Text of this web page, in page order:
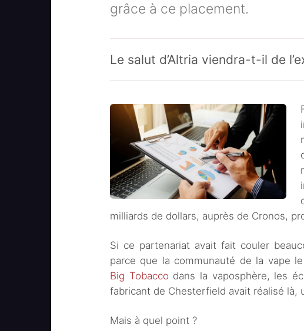
grâce à ce placement.
Le salut d’Altria viendra-t-il de
milliards de dollars, auprès de Cronos,
Si ce partenariat avait fait couler
parce que la communauté de la vape
Big Tobacco dans la vaposphère, les
fabricant de Chesterfield avait réalisé là,
Mais à quel point ?